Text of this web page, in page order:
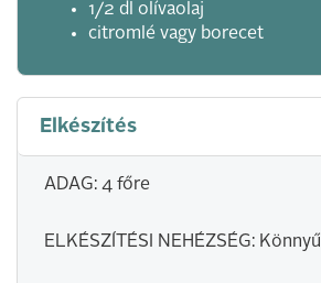
1/2 dl olívaolaj
citromlé vagy borecet
Elkészítés
ADAG: 4 főre
ELKÉSZÍTÉSI NEHÉZSÉG: Könnyű